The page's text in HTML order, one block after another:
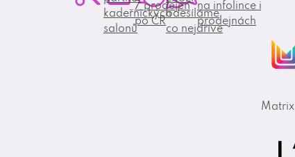
kadeřnických
salonů
7 prodejen
po ČR
odesíláme
co nejdříve
na infolince i
prodejnách
Matrix